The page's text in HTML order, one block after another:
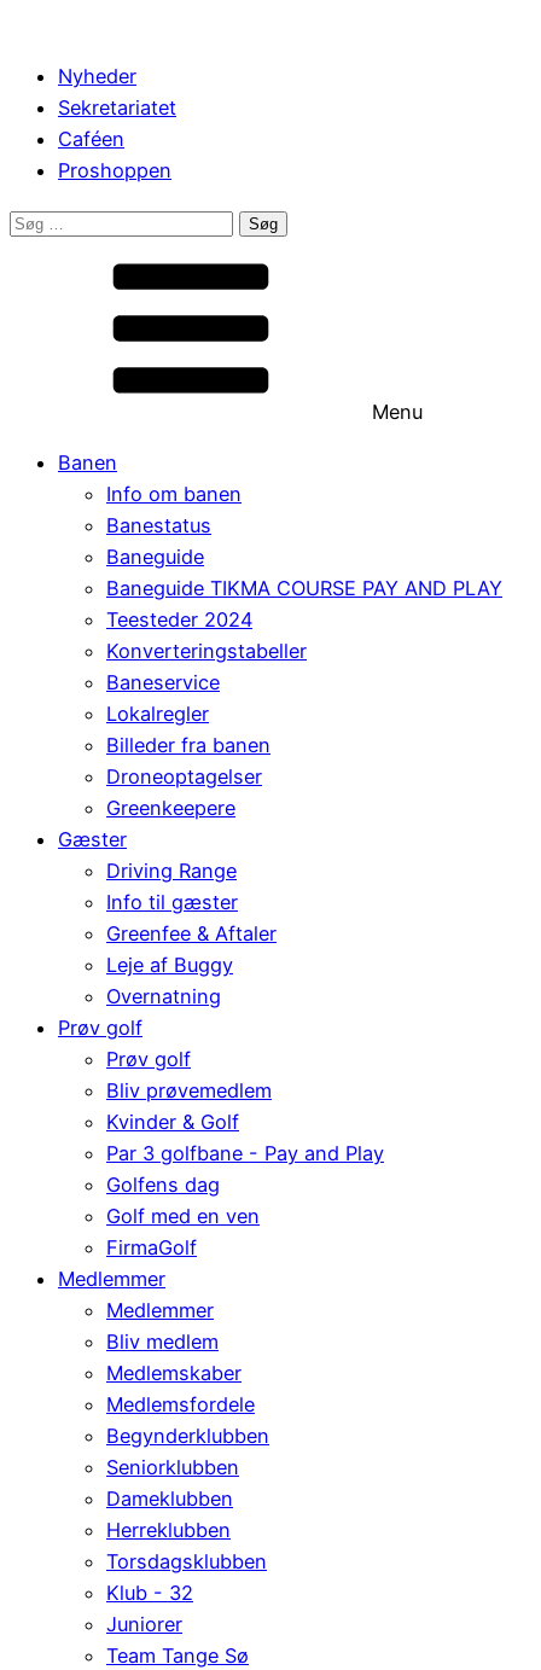
Nyheder
Sekretariatet
Caféen
Proshoppen
Søg
Menu
Banen
Info om banen
Banestatus
Baneguide
Baneguide TIKMA COURSE PAY AND PLAY
Teesteder 2024
Konverteringstabeller
Baneservice
Lokalregler
Billeder fra banen
Droneoptagelser
Greenkeepere
Gæster
Driving Range
Info til gæster
Greenfee & Aftaler
Leje af Buggy
Overnatning
Prøv golf
Prøv golf
Bliv prøvemedlem
Kvinder & Golf
Par 3 golfbane - Pay and Play
Golfens dag
Golf med en ven
FirmaGolf
Medlemmer
Medlemmer
Bliv medlem
Medlemskaber
Medlemsfordele
Begynderklubben
Seniorklubben
Dameklubben
Herreklubben
Torsdagsklubben
Klub - 32
Juniorer
Team Tange Sø